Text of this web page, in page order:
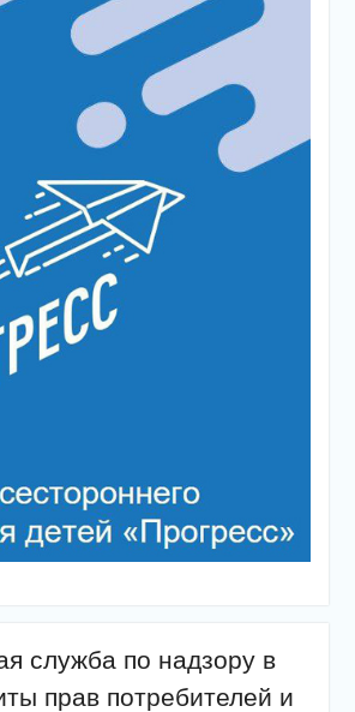
служба по надзору в
прав потребителей и